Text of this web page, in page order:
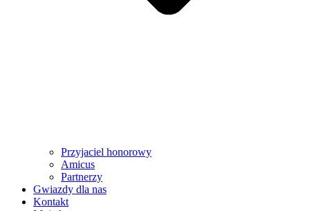
Przyjaciel honorowy
Amicus
Partnerzy
Gwiazdy dla nas
Kontakt